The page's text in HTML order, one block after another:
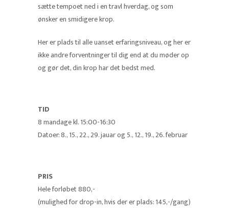
sætte tempoet ned i en travl hverdag, og som
ønsker en smidigere krop.
Her er plads til alle uanset erfaringsniveau, og her er
ikke andre forventninger til dig end at du møder op
og gør det, din krop har det bedst med.
TID
8 mandage kl. 15:00-16:30
Datoer: 8., 15., 22., 29. jauar og 5., 12., 19., 26. februar
PRIS
Hele forløbet 880,-
(mulighed for drop-in, hvis der er plads: 145,-/gang)